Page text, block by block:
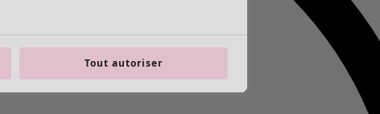
Tout autoriser